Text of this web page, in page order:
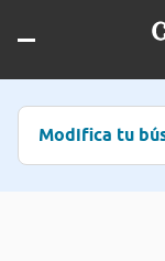
Modifica tu